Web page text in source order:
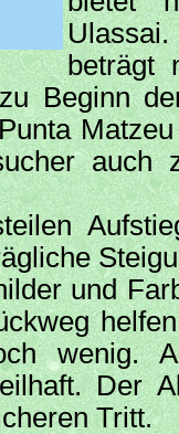
beträgt
Beginn
auch
und
wenig.
Der
Tritt.